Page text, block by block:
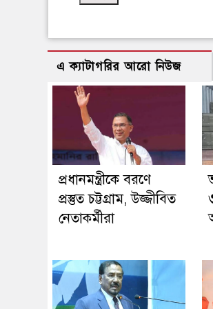
এ ক্যাটাগরির আরো নিউজ
প্রধানমন্ত্রীকে বরণে
প্রস্তুত চট্টগ্রাম, উজ্জীবিত
নেতাকর্মীরা